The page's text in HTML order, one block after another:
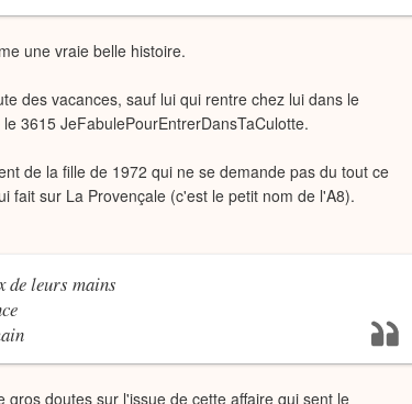
une vraie belle histoire.
des vacances, sauf lui qui rentre chez lui dans le
3615 JeFabulePourEntrerDansTaCulotte.
de la fille de 1972 qui ne se demande pas du tout ce
fait sur La Provençale (c'est le petit nom de l'A8).
de leurs mains
doutes sur l'issue de cette affaire qui sent le